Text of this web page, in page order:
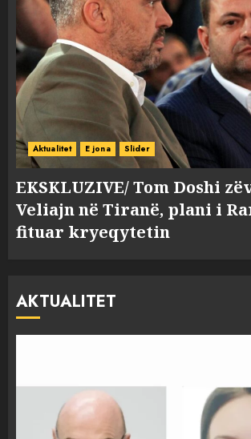
Aktualitet E jona Slider
EKSKLUZIVE/ Tom Doshi
Veliajn në Tiranë, plani i
fituar kryeqytetin
AKTUALITET